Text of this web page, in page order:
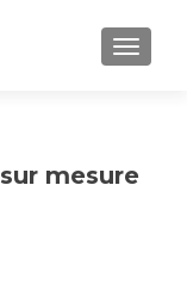
mesure